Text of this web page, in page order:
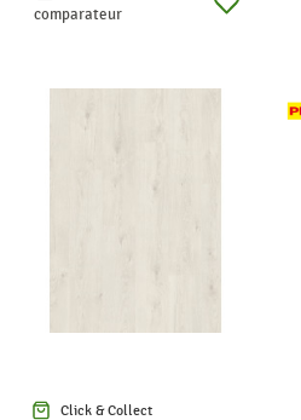
comparateur
Click & Collect